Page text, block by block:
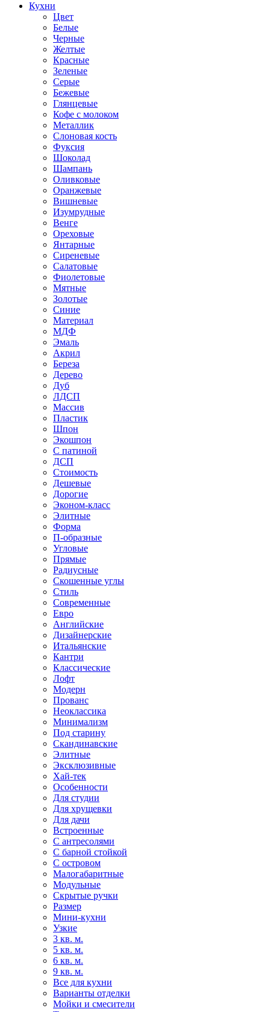
Кухни
Цвет
Белые
Черные
Желтые
Красные
Зеленые
Серые
Бежевые
Глянцевые
Кофе с молоком
Металлик
Слоновая кость
Фуксия
Шоколад
Шампань
Оливковые
Оранжевые
Вишневые
Изумрудные
Венге
Ореховые
Янтарные
Сиреневые
Салатовые
Фиолетовые
Мятные
Золотые
Синие
Материал
МДФ
Эмаль
Акрил
Береза
Дерево
Дуб
ЛДСП
Массив
Пластик
Шпон
Экошпон
С патиной
ДСП
Стоимость
Дешевые
Дорогие
Эконом-класс
Элитные
Форма
П-образные
Угловые
Прямые
Радиусные
Скошенные углы
Стиль
Современные
Евро
Английские
Дизайнерские
Итальянские
Кантри
Классические
Лофт
Модерн
Прованс
Неоклассика
Минимализм
Под старину
Скандинавские
Элитные
Эксклюзивные
Хай-тек
Особенности
Для студии
Для хрущевки
Для дачи
Встроенные
С антресолями
С барной стойкой
С островом
Малогабаритные
Модульные
Скрытые ручки
Размер
Мини-кухни
Узкие
3 кв. м.
5 кв. м.
6 кв. м.
9 кв. м.
Все для кухни
Варианты отделки
Мойки и смесители